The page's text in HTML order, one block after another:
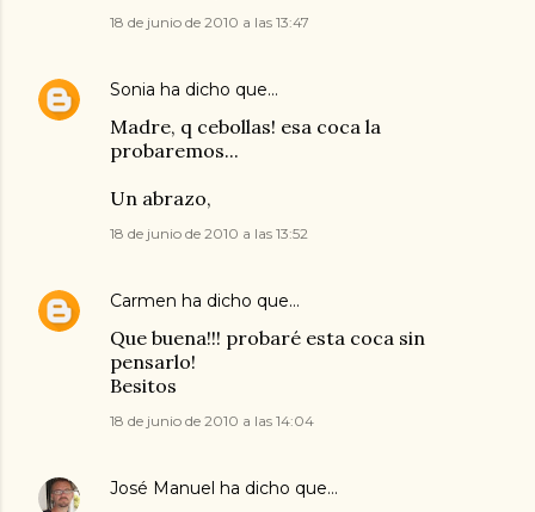
18 de junio de 2010 a las 13:47
Sonia ha dicho que…
Madre, q cebollas! esa coca la
probaremos...
Un abrazo,
18 de junio de 2010 a las 13:52
Carmen ha dicho que…
Que buena!!! probaré esta coca sin
pensarlo!
Besitos
18 de junio de 2010 a las 14:04
José Manuel ha dicho que…